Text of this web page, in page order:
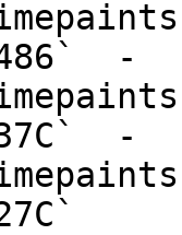
-
-